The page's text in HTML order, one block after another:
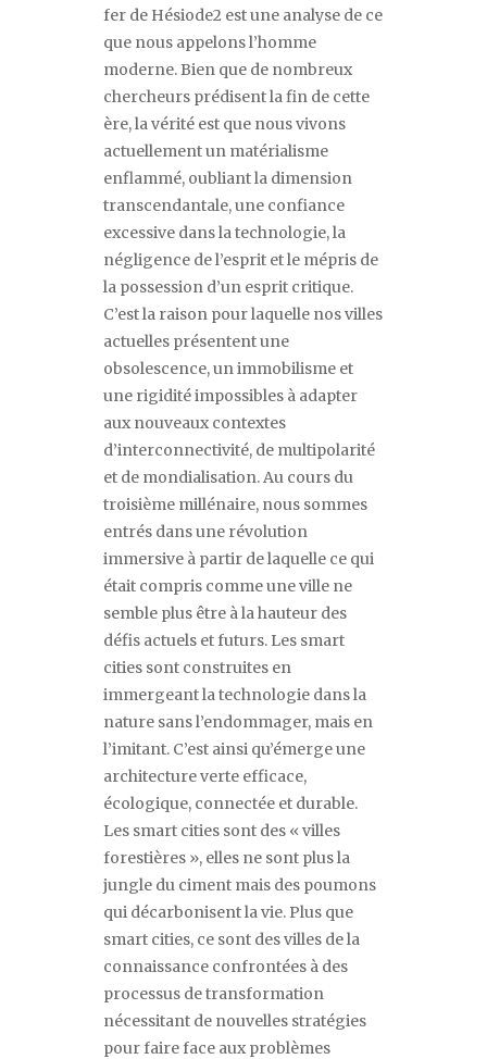
fer de Hésiode2 est une analyse de ce
que nous appelons l’homme
moderne. Bien que de nombreux
chercheurs prédisent la fin de cette
ère, la vérité est que nous vivons
actuellement un matérialisme
enflammé, oubliant la dimension
transcendantale, une confiance
excessive dans la technologie, la
négligence de l’esprit et le mépris de
la possession d’un esprit critique.
C’est la raison pour laquelle nos villes
actuelles présentent une
obsolescence, un immobilisme et
une rigidité impossibles à adapter
aux nouveaux contextes
d’interconnectivité, de multipolarité
et de mondialisation. Au cours du
troisième millénaire, nous sommes
entrés dans une révolution
immersive à partir de laquelle ce qui
était compris comme une ville ne
semble plus être à la hauteur des
défis actuels et futurs. Les smart
cities sont construites en
immergeant la technologie dans la
nature sans l’endommager, mais en
l’imitant. C’est ainsi qu’émerge une
architecture verte efficace,
écologique, connectée et durable.
Les smart cities sont des « villes
forestières », elles ne sont plus la
jungle du ciment mais des poumons
qui décarbonisent la vie. Plus que
smart cities, ce sont des villes de la
connaissance confrontées à des
processus de transformation
nécessitant de nouvelles stratégies
pour faire face aux problèmes